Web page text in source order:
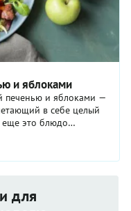
и яблоками
печенью и яблоками —
в себе целый
еще это блюдо
В салате
печенка,
сладковатая клюква с
точно стоит, особенно
для